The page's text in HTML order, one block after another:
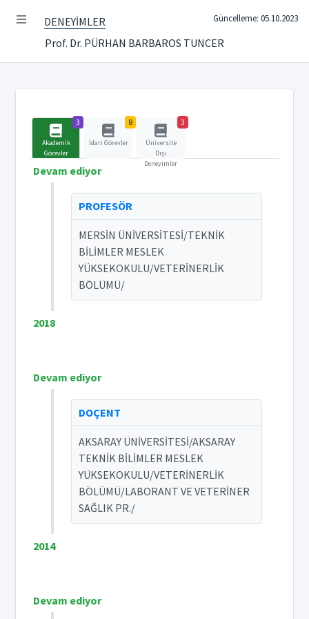
DENEYİMLER
Prof. Dr. PÜRHAN BARBAROS TUNCER
Güncelleme: 05.10.2023
3
Akademik
Görevler
8
İdari Görevler
3
Üniversite
Dışı
Deneyimler
Devam ediyor
PROFESÖR
MERSİN ÜNİVERSİTESİ/TEKNİK
BİLİMLER MESLEK
YÜKSEKOKULU/VETERİNERLİK
BÖLÜMÜ/
2018
Devam ediyor
DOÇENT
AKSARAY ÜNİVERSİTESİ/AKSARAY
TEKNİK BİLİMLER MESLEK
YÜKSEKOKULU/VETERİNERLİK
BÖLÜMÜ/LABORANT VE VETERİNER
SAĞLIK PR./
2014
Devam ediyor